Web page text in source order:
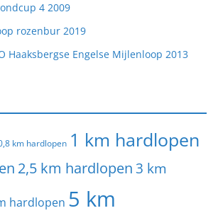
4 2009
rozenbur 2019
Haaksbergse Engelse Mijlenloop 2013
km hardlopen 1 km hardlopen
2,5 km hardlopen 3 km
hardlopen 5 km